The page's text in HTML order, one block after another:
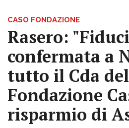
CASO FONDAZIONE
Rasero:
confermata a
tutto il Cda
Fondazione
risparmio di